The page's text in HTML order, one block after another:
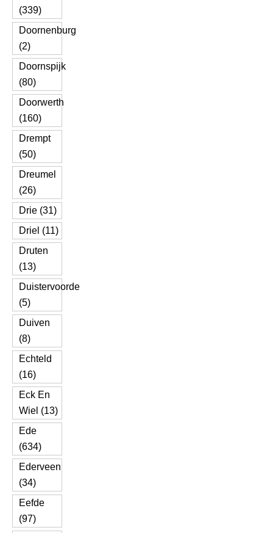
(339)
Doornenburg
(2)
Doornspijk
(80)
Doorwerth
(160)
Drempt
(50)
Dreumel
(26)
Drie (31)
Driel (11)
Druten
(13)
Duistervoorde
(5)
Duiven
(8)
Echteld
(16)
Eck En
Wiel (13)
Ede
(634)
Ederveen
(34)
Eefde
(97)